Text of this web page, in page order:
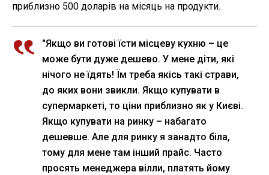
приблизно 500 доларів на місяць на продукти.
"Якщо ви готові їсти місцеву кухню – це
може бути дуже дешево. У мене діти, які
нічого не їдять! Їм треба якісь такі страви,
до яких вони звикли. Якщо купувати в
супермаркеті, то ціни приблизно як у Києві.
Якщо купувати на ринку – набагато
дешевше. Але для ринку я занадто біла,
тому для мене там інший прайс. Часто
просять менеджера вілли, платять йому